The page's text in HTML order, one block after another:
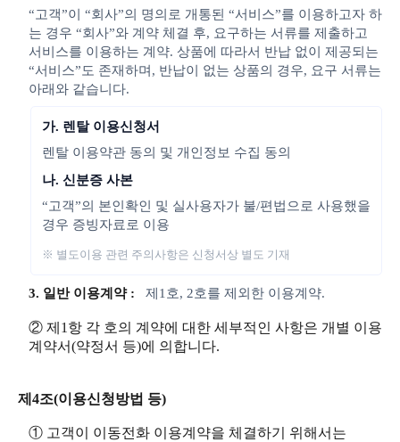
“고객”이 “회사”의 명의로 개통된 “서비스”를 이용하고자 하
는 경우 “회사”와 계약 체결 후, 요구하는 서류를 제출하고
서비스를 이용하는 계약. 상품에 따라서 반납 없이 제공되는
“서비스”도 존재하며, 반납이 없는 상품의 경우, 요구 서류는
아래와 같습니다.
가. 렌탈 이용신청서
렌탈 이용약관 동의 및 개인정보 수집 동의
나. 신분증 사본
“고객”의 본인확인 및 실사용자가 불/편법으로 사용했을
경우 증빙자료로 이용
※ 별도이용 관련 주의사항은 신청서상 별도 기재
3. 일반 이용계약 : 제1호, 2호를 제외한 이용계약.
② 제1항 각 호의 계약에 대한 세부적인 사항은 개별 이용
계약서(약정서 등)에 의합니다.
제4조(이용신청방법 등)
① 고객이 이동전화 이용계약을 체결하기 위해서는